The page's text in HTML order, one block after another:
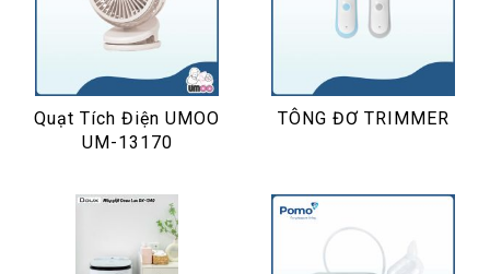
Quạt Tích Điện UMOO
UM-13170
TÔNG ĐƠ TRIMMER